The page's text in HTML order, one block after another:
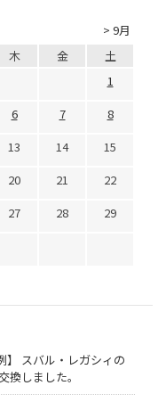
> 9月
木 金
土
1
6 7
8
13 14
15
20 21
22
27 28
29
】 スバル・レガシィの
しました。